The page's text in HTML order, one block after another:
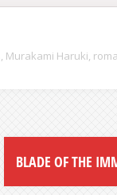
, Murakami Haruki,
BLADE OF THE